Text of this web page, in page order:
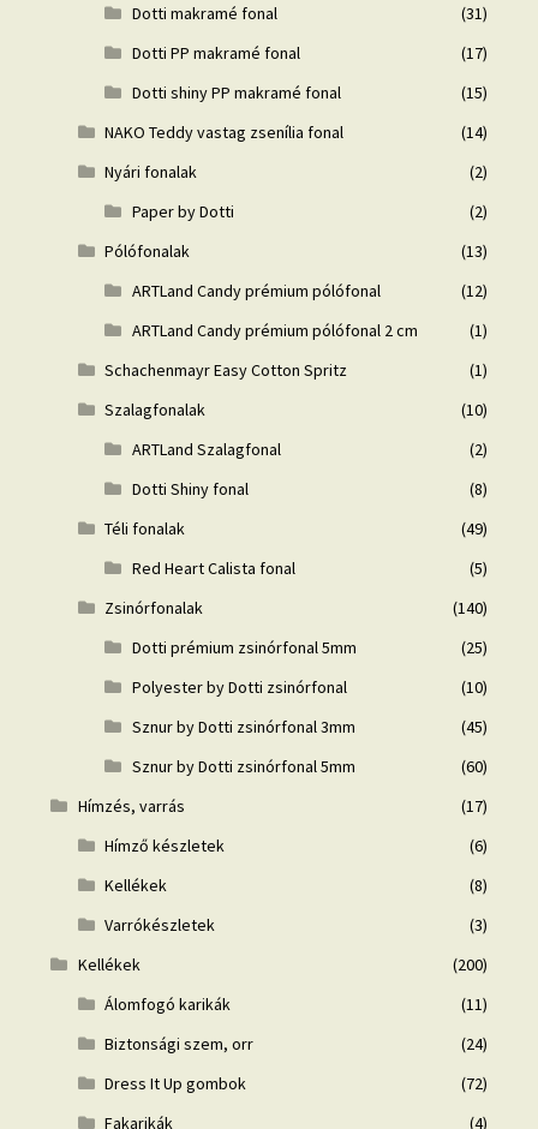
Dotti makramé fonal
(31)
Dotti PP makramé fonal
(17)
Dotti shiny PP makramé fonal
(15)
NAKO Teddy vastag zsenília fonal
(14)
Nyári fonalak
(2)
Paper by Dotti
(2)
Pólófonalak
(13)
ARTLand Candy prémium pólófonal
(12)
ARTLand Candy prémium pólófonal 2 cm
(1)
Schachenmayr Easy Cotton Spritz
(1)
Szalagfonalak
(10)
ARTLand Szalagfonal
(2)
Dotti Shiny fonal
(8)
Téli fonalak
(49)
Red Heart Calista fonal
(5)
Zsinórfonalak
(140)
Dotti prémium zsinórfonal 5mm
(25)
Polyester by Dotti zsinórfonal
(10)
Sznur by Dotti zsinórfonal 3mm
(45)
Sznur by Dotti zsinórfonal 5mm
(60)
Hímzés, varrás
(17)
Hímző készletek
(6)
Kellékek
(8)
Varrókészletek
(3)
Kellékek
(200)
Álomfogó karikák
(11)
Biztonsági szem, orr
(24)
Dress It Up gombok
(72)
Fakarikák
(4)